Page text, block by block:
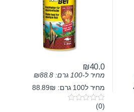
₪40.0
מחיר ל-100 גרם: ₪88.8
מחיר ל100 גרם: 88.89₪
0(0)